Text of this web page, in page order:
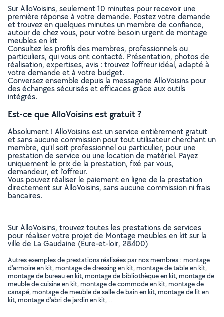
Sur AlloVoisins, seulement 10 minutes pour recevoir une
première réponse à votre demande. Postez votre demande
et trouvez en quelques minutes un membre de confiance,
autour de chez vous, pour votre besoin urgent de montage
meubles en kit
Consultez les profils des membres, professionnels ou
particuliers, qui vous ont contacté. Présentation, photos de
réalisation, expertises, avis : trouvez l'offreur idéal, adapté à
votre demande et à votre budget.
Conversez ensemble depuis la messagerie AlloVoisins pour
des échanges sécurisés et efficaces grâce aux outils
intégrés.
Est-ce que AlloVoisins est gratuit ?
Absolument ! AlloVoisins est un service entièrement gratuit
et sans aucune commission pour tout utilisateur cherchant un
membre, qu’il soit professionnel ou particulier, pour une
prestation de service ou une location de matériel. Payez
uniquement le prix de la prestation, fixé par vous,
demandeur, et l’offreur.
Vous pouvez réaliser le paiement en ligne de la prestation
directement sur AlloVoisins, sans aucune commission ni frais
bancaires.
Sur AlloVoisins, trouvez toutes les prestations de services
pour réaliser votre projet de Montage meubles en kit sur la
ville de La Gaudaine (Eure-et-loir, 28400)
Autres exemples de prestations réalisées par nos membres : montage
d'armoire en kit, montage de dressing en kit, montage de table en kit,
montage de bureau en kit, montage de bibliothèque en kit, montage de
meuble de cuisine en kit, montage de commode en kit, montage de
canapé, montage de meuble de salle de bain en kit, montage de lit en
kit, montage d'abri de jardin en kit, ..